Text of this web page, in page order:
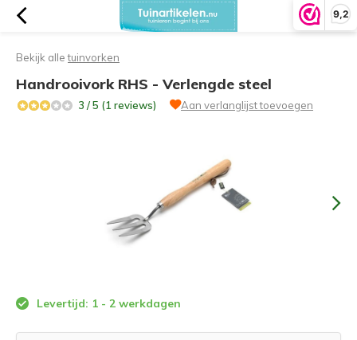
9,2
Bekijk alletuinvorken
Handrooivork RHS - Verlengde steel
3 / 5 (1 reviews) Aan verlanglijst toevoegen
Levertijd: 1 - 2 werkdagen